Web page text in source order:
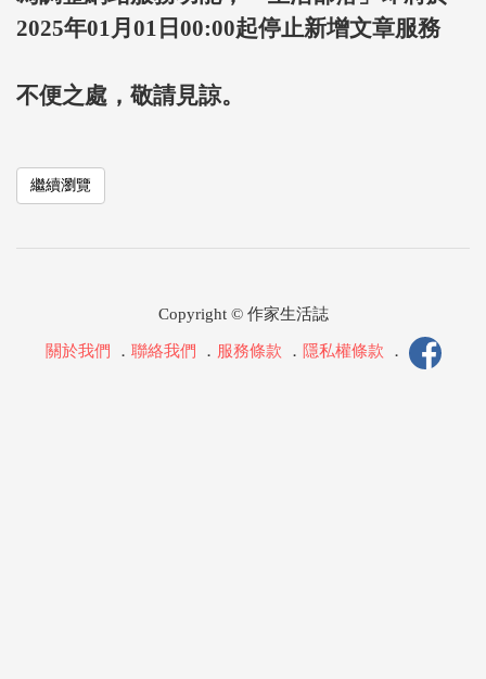
2025年01月01日00:00起停止新增文章服務
不便之處，敬請見諒。
繼續瀏覽
Copyright © 作家生活誌
關於我們 ． 聯絡我們 ． 服務條款 ． 隱私權條款 ．